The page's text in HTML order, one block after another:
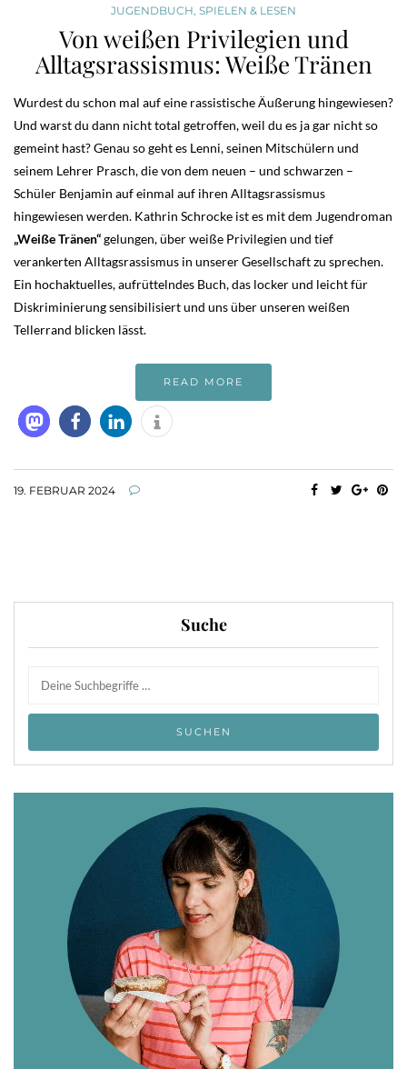
JUGENDBUCH, SPIELEN & LESEN
Von weißen Privilegien und
Alltagsrassismus: Weiße Tränen
Wurdest du schon mal auf eine rassistische Äußerung hingewiesen?
Und warst du dann nicht total getroffen, weil du es ja gar nicht so
gemeint hast? Genau so geht es Lenni, seinen Mitschülern und
seinem Lehrer Prasch, die von dem neuen – und schwarzen –
Schüler Benjamin auf einmal auf ihren Alltagsrassismus
hingewiesen werden. Kathrin Schrocke ist es mit dem Jugendroman
„Weiße Tränen“gelungen, über weiße Privilegien und tief
verankerten Alltagsrassismus in unserer Gesellschaft zu sprechen.
Ein hochaktuelles, aufrüttelndes Buch, das locker und leicht für
Diskriminierung sensibilisiert und uns über unseren weißen
Tellerrand blicken lässt.
READ MORE
19. FEBRUAR 2024
Suche